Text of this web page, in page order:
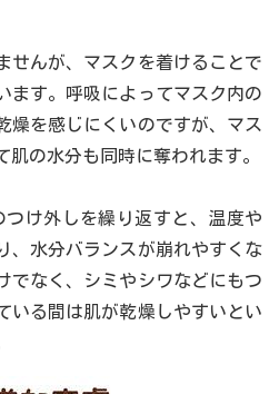
せんが、マスクを着けることで
ます。呼吸によってマスク内の
燥を感じにくいのですが、マス
の水分も同時に奪われます。
け外しを繰り返すと、温度や
、水分バランスが崩れやすくな
でなく、シミやシワなどにもつ
いる間は肌が乾燥しやすいとい